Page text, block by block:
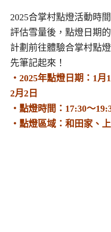
2025合掌村點燈活動時
評估雪量後，點燈日期
計劃前往體驗合掌村點
先筆記起來！
・2025年點燈日期：1月
2月2日
・點燈時間：17:30～
・點燈區域：和田家、